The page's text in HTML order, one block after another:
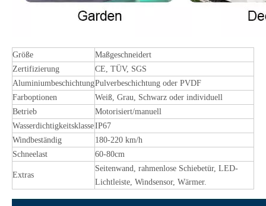
Größe
Maßgeschneidert
Zertifizierung
CE, TÜV, SGS
AluminiumbeschichtungPulverbeschichtung oder PVDF
Farboptionen
Weiß, Grau, Schwarz oder individuell
Betrieb
Motorisiert/manuell
WasserdichtigkeitsklasseIP67
Windbeständig
180-220 km/h
Schneelast
60-80cm
Extras
Seitenwand, rahmenlose Schiebetür, LED-
Lichtleiste, Windsensor, Wärmer.